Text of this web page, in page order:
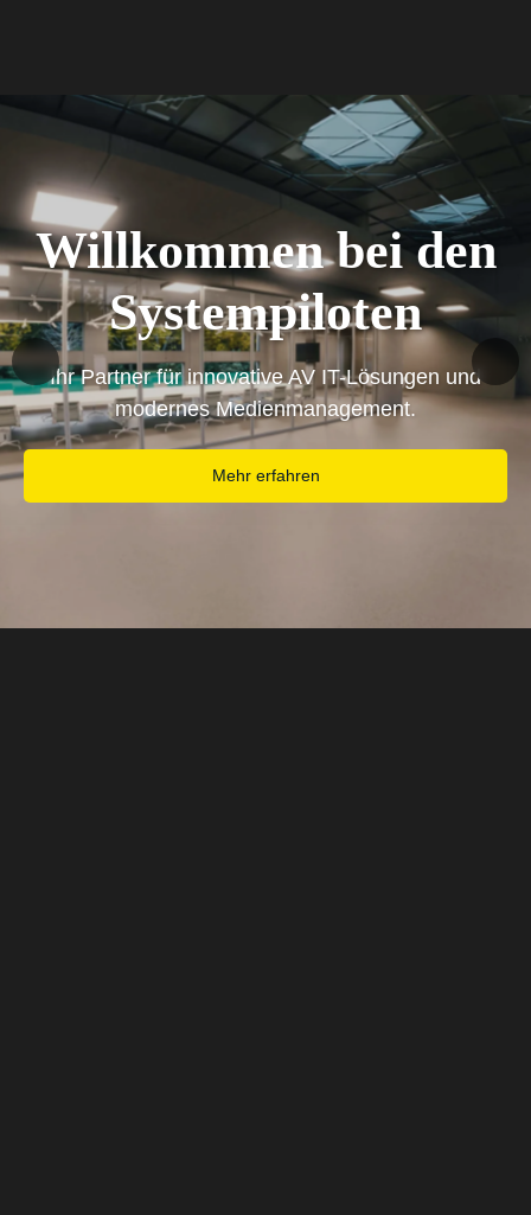
Willkommen bei den
Systempiloten
Ihr Partner für innovative AV IT-Lösungen und
modernes Medienmanagement.
Mehr erfahren